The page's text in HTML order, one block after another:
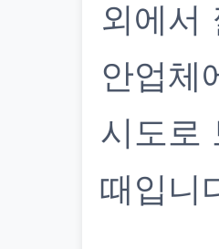
외에서
안업체
시도로
때입니